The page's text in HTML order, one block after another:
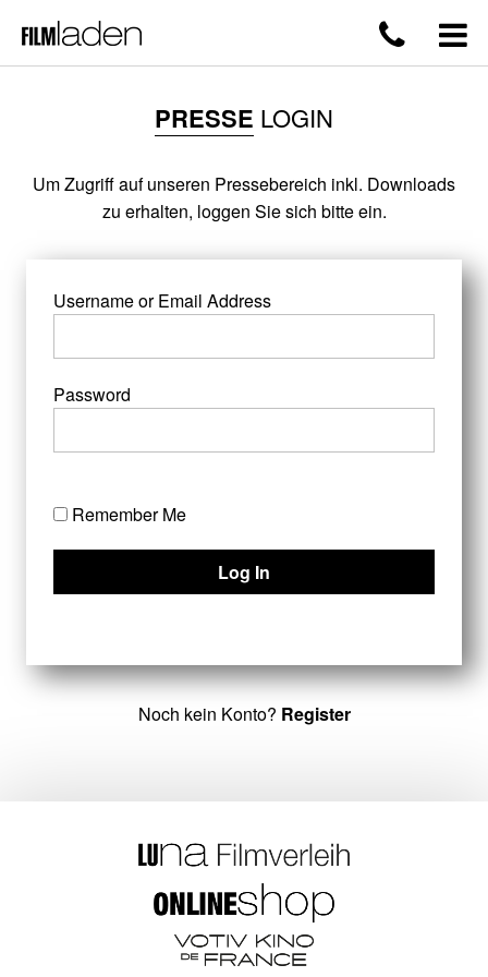
PRESSE LOGIN
Um Zugriff auf unseren Pressebereich inkl. Downloads
zu erhalten, loggen Sie sich bitte ein.
Username or Email Address
Password
Remember Me
Noch kein Konto? Register